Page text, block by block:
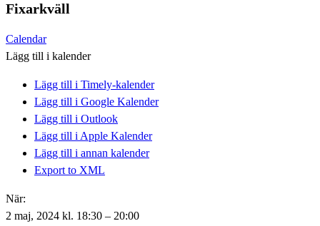
Fixarkväll
Calendar
Lägg till i kalender
Lägg till i Timely-kalender
Lägg till i Google Kalender
Lägg till i Outlook
Lägg till i Apple Kalender
Lägg till i annan kalender
Export to XML
När:
2 maj, 2024 kl. 18:30 – 20:00